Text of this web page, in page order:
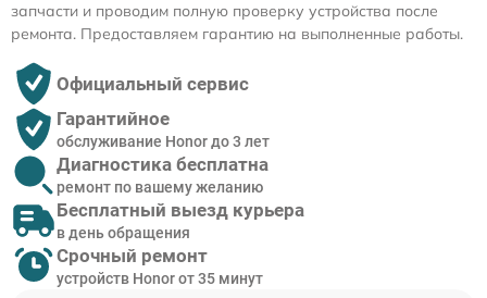
запчасти и проводим полную проверку устройства после
ремонта. Предоставляем гарантию на выполненные работы.
Официальный сервис
Гарантийное
обслуживание Honor до 3 лет
Диагностика бесплатна
ремонт по вашему желанию
Бесплатный выезд курьера
в день обращения
Срочный ремонт
устройств Honor от 35 минут